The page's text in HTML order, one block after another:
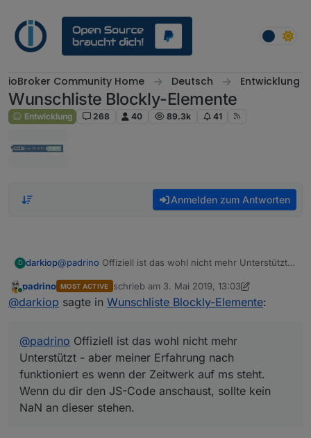
ioBroker Community Home Deutsch Entwicklung
Wunschliste Blockly-Elemente
Entwicklung 268 40 89.3k 41
Anmelden zum Antworten
D darkiop@padrino Offiziell ist das wohl nicht mehr Unterstützt -
Zeitwerk auf ms steht. Wenn du dir den JS-Code
anschaust, sollte kein NaN an dieser stehen.
Online
padrino MOST ACTIVE schrieb am 3. Mai 2019, 13:03
zuletzt editiert von padrino5. März 2019,
@darkiop sagte in Wunschliste Blockly-Elemente:
@padrino Offiziell ist das wohl nicht mehr
Unterstützt - aber meiner Erfahrung nach
funktioniert es wenn der Zeitwerk auf ms steht.
Wenn du dir den JS-Code anschaust, sollte kein
NaN an dieser stehen.